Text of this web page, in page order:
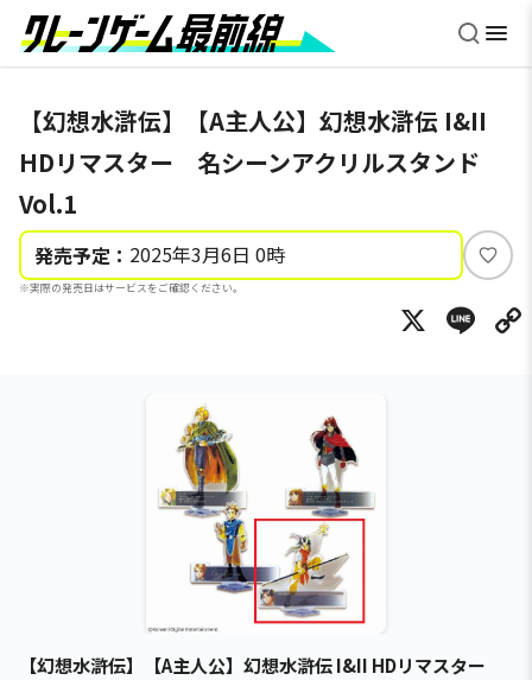
【幻想水滸伝】【A主人公】幻想水滸伝 I&II
HDリマスター 名シーンアクリルスタンド
Vol.1
発売予定： 2025年3月6日 0時
※実際の発売日はサービスをご確認ください。
い
ね
X
【幻想水滸伝】【A主人公】幻想水滸伝 I&II HDリマスター